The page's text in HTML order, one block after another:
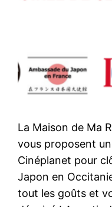
La Maison de Ma
vous proposent
Cinéplanet pour
Japon en
tout les goûts et